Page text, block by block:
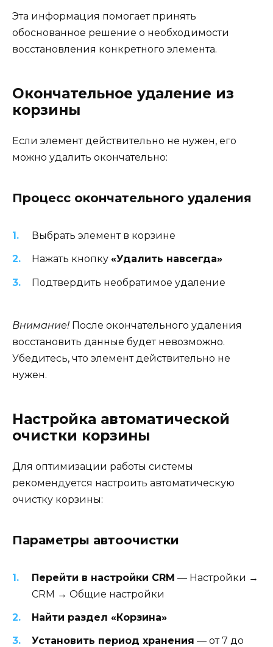
Эта информация помогает принять
обоснованное решение о необходимости
восстановления конкретного элемента.
Окончательное удаление из
корзины
Если элемент действительно не нужен, его
можно удалить окончательно:
Процесс окончательного удаления
Выбрать элемент в корзине
Нажать кнопку «Удалить навсегда»
Подтвердить необратимое удаление
Внимание! После окончательного удаления
восстановить данные будет невозможно.
Убедитесь, что элемент действительно не
нужен.
Настройка автоматической
очистки корзины
Для оптимизации работы системы
рекомендуется настроить автоматическую
очистку корзины:
Параметры автоочистки
Перейти в настройки CRM — Настройки →
CRM → Общие настройки
Найти раздел «Корзина»
Установить период хранения — от 7 до